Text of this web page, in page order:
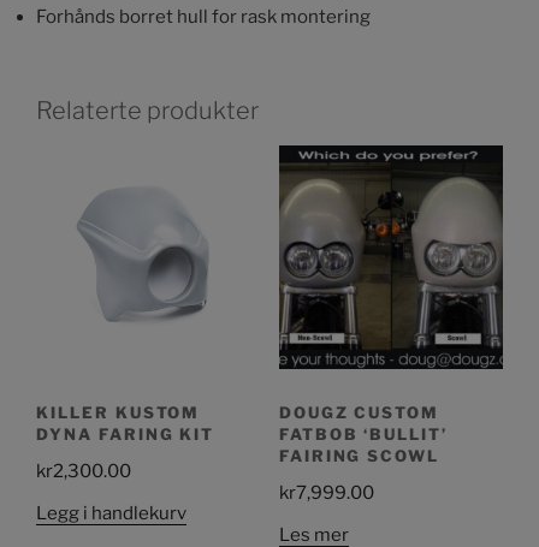
Forhånds borret hull for rask montering
Relaterte produkter
KILLER KUSTOM
DYNA FARING KIT
kr2,300.00
Legg i handlekurv
DOUGZ CUSTOM
FATBOB ‘BULLIT’
FAIRING SCOWL
kr7,999.00
Les mer